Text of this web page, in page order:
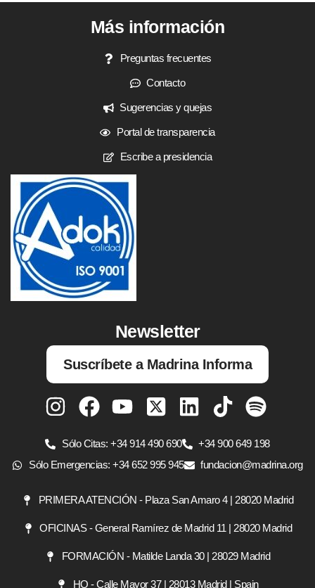
Más información
Preguntas frecuentes
Contacto
Sugerencias y quejas
Portal de transparencia
Escribe a presidencia
Newsletter
Suscríbete a Madrina Informa
Sólo Citas: +34 914 490 690
+34 900 649 198
Sólo Emergencias: +34 652 995 945
fundacion@madrina.org
PRIMERA ATENCIÓN - Plaza San Amaro 4 | 28020 Madrid
OFICINAS - General Ramírez de Madrid 11 | 28020 Madrid
FORMACIÓN - Matilde Landa 30 | 28029 Madrid
HQ - Calle Mayor 37 | 28013 Madrid | Spain